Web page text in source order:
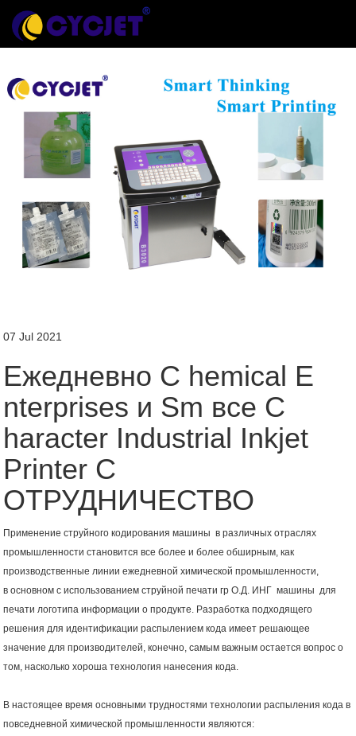
07 Jul 2021
Ежедневно C hemical E
nterprises и Sm все C
haracter Industrial Inkjet
Printer C
ОТРУДНИЧЕСТВО
Применениеструйного кодирования машины в различных отраслях
промышленности становится все более и более обширным, как
производственные линии ежедневной химической промышленности,
в основном с использованиемструйной печати гр О.Д. ИНГ машины для
печати логотипа информации о продукте. Разработка подходящего
решения для идентификации распылением кода имеет решающее
значение для производителей, конечно, самым важным остается вопрос о
том, насколько хороша технология нанесения кода.
В настоящее время основными трудностями технологии распыления кода в
повседневной химической промышленности являются: